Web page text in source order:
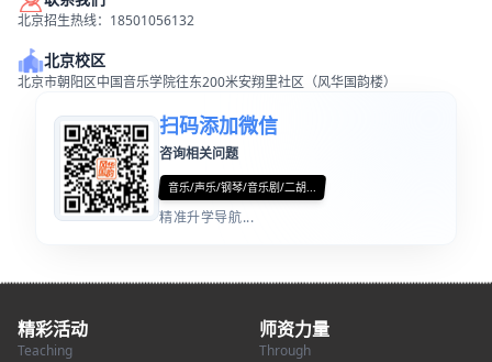
北京招生热线：18501056132
北京校区
北京市朝阳区中国音乐学院往东200米安翔里社区（风华国韵楼）
扫码添加微信
咨询相关问题
音乐/声乐/钢琴/音乐剧/二胡...
精准升学导航...
精彩活动
Teaching
师资力量
Through